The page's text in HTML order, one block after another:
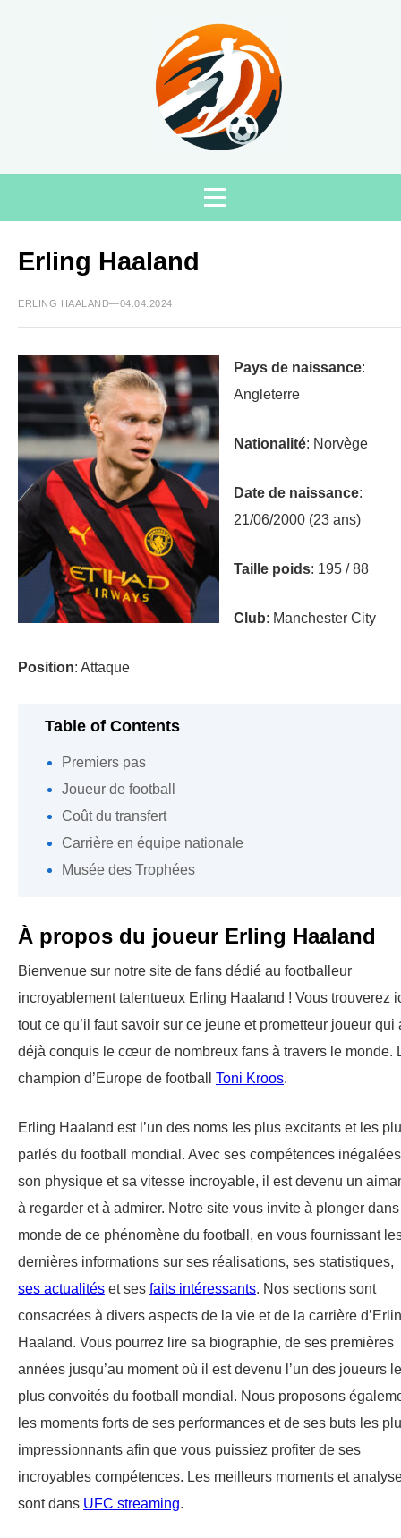
Erling Haaland
ERLING HAALAND—04.04.2024
Pays de naissance:
Angleterre
Nationalité: Norvège
Date de naissance:
21/06/2000 (23 ans)
Taille poids: 195 / 88
Club: Manchester City
Position: Attaque
Table of Contents
Premiers pas
Joueur de football
Coût du transfert
Carrière en équipe nationale
Musée des Trophées
À propos du joueur Erling Haaland
Bienvenue sur notre site de fans dédié au footballeur
incroyablement talentueux Erling Haaland ! Vous trouverez
tout ce qu’il faut savoir sur ce jeune et prometteur joueur qui
déjà conquis le cœur de nombreux fans à travers le monde.
champion d’Europe de football Toni Kroos.
Erling Haaland est l’un des noms les plus excitants et les
parlés du football mondial. Avec ses compétences
son physique et sa vitesse incroyable, il est devenu un
à regarder et à admirer. Notre site vous invite à plonger
monde de ce phénomène du football, en vous fournissant
dernières informations sur ses réalisations, ses statistiques,
ses actualités et ses faits intéressants. Nos sections sont
consacrées à divers aspects de la vie et de la carrière
Haaland. Vous pourrez lire sa biographie, de ses premières
années jusqu’au moment où il est devenu l’un des joueurs
plus convoités du football mondial. Nous proposons
les moments forts de ses performances et de ses buts les
impressionnants afin que vous puissiez profiter de ses
incroyables compétences. Les meilleurs moments et
sont dans UFC streaming.